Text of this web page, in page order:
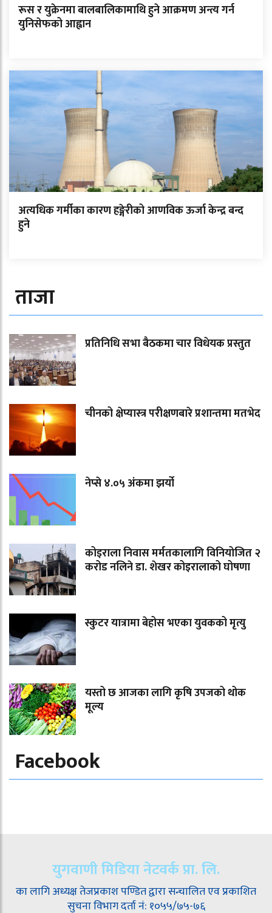
रूस र युक्रेनमा बालबालिकामाथि हुने आक्रमण अन्त्य गर्न
युनिसेफको आह्वान
अत्यधिक गर्मीका कारण हङ्गेरीको आणविक ऊर्जा केन्द्र बन्द
हुने
ताजा
प्रतिनिधि सभा बैठकमा चार विधेयक प्रस्तुत
चीनको क्षेप्यास्त्र परीक्षणबारे प्रशान्तमा मतभेद
नेप्से ४.०५ अंकमा झर्यो
कोइराला निवास मर्मतकालागि विनियोजित २
करोड नलिने डा. शेखर कोइरालाको घोषणा
स्कुटर यात्रामा बेहोस भएका युवकको मृत्यु
यस्तो छ आजका लागि कृषि उपजको थोक
मूल्य
Facebook
युगवाणी मिडिया नेटवर्क प्रा. लि.
का लागि अध्यक्ष तेजप्रकाश पण्डित द्वारा सन्चालित एव प्रकाशित
सुचना विभाग दर्ता नं: १०५५/७५-७६